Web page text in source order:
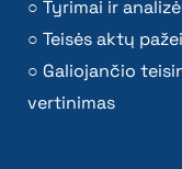
Tyrimai ir
Teisės aktų
Galiojančio
vertinimas